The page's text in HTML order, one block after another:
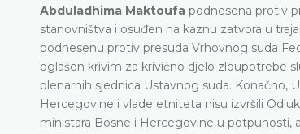
Abduladhima Maktoufa podnesena protiv
stanovništva i osuđen na kaznu zatvora u
podnesenu protiv presuda Vrhovnog suda
oglašen krivim za krivično djelo zloupotrebe
plenarnih sjednica Ustavnog suda. Konačno,
Hercegovine i vlade etniteta nisu izvršili
ministara Bosne i Hercegovine u potpunosti,